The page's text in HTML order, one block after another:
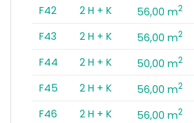
F42
2 H + K 56,00 m2
F43
2 H + K 56,00 m2
F44
2 H + K 50,00 m2
F45
2 H + K 56,00 m2
F46
2 H + K 56,00 m2